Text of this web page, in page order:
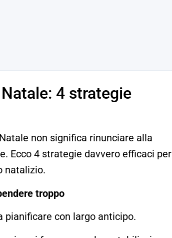
4 strategie
non significa rinunciare alla
Ecco 4 strategie davvero efficaci per
natalizio.
troppo
pianificare con largo anticipo.